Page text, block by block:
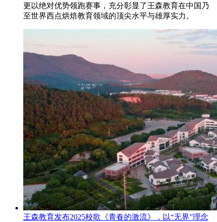
更以绝对优势领跑赛事，充分彰显了王森教育在中国乃
至世界西点烘焙教育领域的顶尖水平与雄厚实力。
王森教育发布2025校歌《青春的激流》，以“无界”理念